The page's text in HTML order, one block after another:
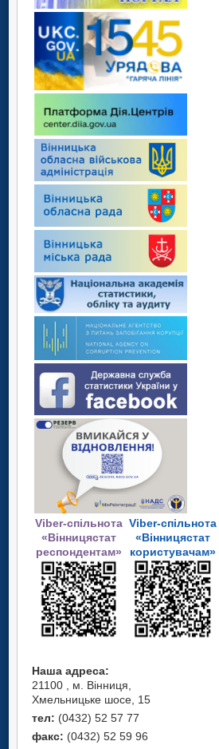
Viber-спільнота
«Вінницястат
респондентам»
Viber-спільнота
«Вінницястат
користувачам»
Наша адреса:
21100 , м. Вінниця,
Хмельницьке шосе, 15
тел: (0432) 52 57 77
факс: (0432) 52 59 96